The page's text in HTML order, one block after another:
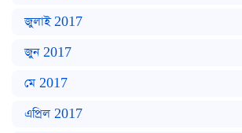
জুলাই 2017
জুন 2017
মে 2017
এপ্রিল 2017